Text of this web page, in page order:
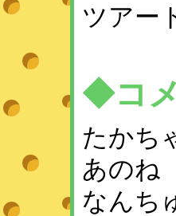
ツアー
◆コ
たかち
あの
なんち